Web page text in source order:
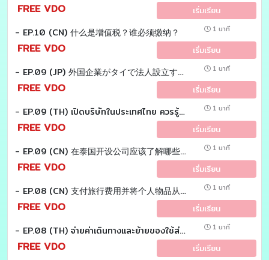
FREE VDO เริ่มเรียน
- EP.10 (CN) 什么是增值税？谁必须缴纳？ 1 นาที
FREE VDO เริ่มเรียน
- EP.09 (JP) 外国企業がタイで法人設立する際に 必ず理解すべき税制とは？ 1 นาที
FREE VDO เริ่มเรียน
- EP.09 (TH) เปิดบริษัทในประเทศไทย ควรรู้จักภาษีอะไรบ้าง? 1 นาที
FREE VDO เริ่มเรียน
- EP.09 (CN) 在泰国开设公司应该了解哪些税务？ 1 นาที
FREE VDO เริ่มเรียน
- EP.08 (CN) 支付旅行费用并将个人物品从海外运入泰国。 应该算员工收入吗？ 1 นาที
FREE VDO เริ่มเรียน
- EP.08 (TH) จ่ายค่าเดินทางเเละย้ายของใช้ส่วนตัวจากต่างประเทศเข้ามาไทย ต้องถือเป็นเงินได้พนักงานหรือไม่? 1 นาที
FREE VDO เริ่มเรียน